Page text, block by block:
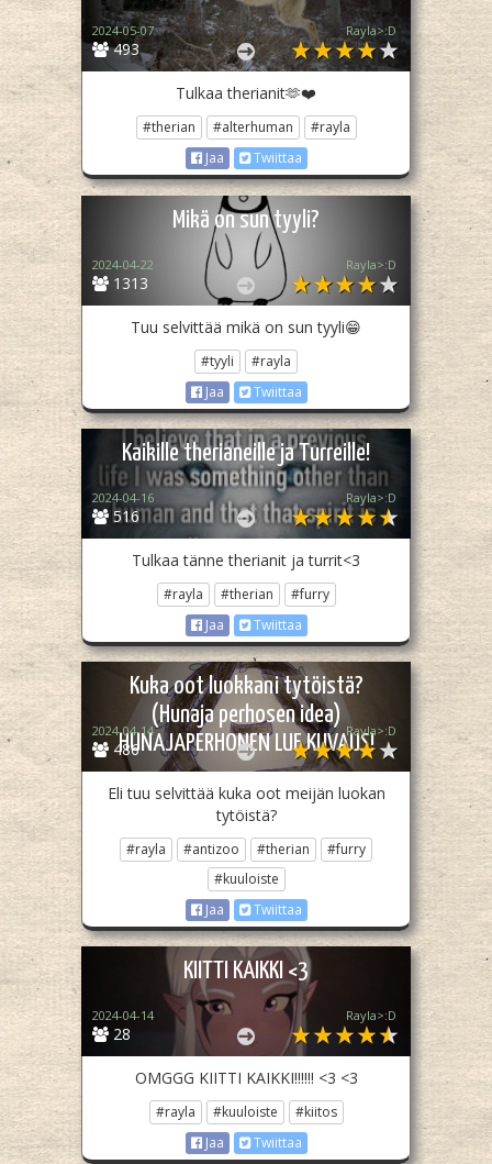
493
2024-05-07 Rayla>:D
Tulkaa therianit🫶❤️
#therian #alterhuman
#rayla
Jaa
Twiittaa
Mikä on sun tyyli?
1313
2024-04-22 Rayla>:D
Tuu selvittää mikä on sun tyyli😁
#tyyli
#rayla
Jaa
Twiittaa
Kaikille therianeille ja Turreille!
516
2024-04-16 Rayla>:D
Tulkaa tänne therianit ja turrit<3
#rayla #therian
#furry
Jaa
Twiittaa
Kuka oot luokkani tytöistä?
(Hunaja perhosen idea)
HUNAJAPERHONEN LUE KUVAUS!
486
2024-04-14 Rayla>:D
Eli tuu selvittää kuka oot meijän luokan
tytöistä?
#rayla #antizoo #therian
#furry
#kuuloiste
Jaa
Twiittaa
KIITTI KAIKKI <3
28
2024-04-14 Rayla>:D
OMGGG KIITTI KAIKKI!!!!!! <3 <3
#rayla #kuuloiste
#kiitos
Jaa
Twiittaa